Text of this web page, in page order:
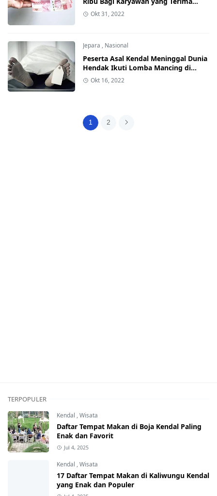
BSU, Keberatan Silahkan Undur Diri
Okt 31, 2022
Jepara , Nasional
Peserta Asal Kendal Meninggal Dunia
Hendak Ikuti Lomba Mancing di
Karimunjawa
Okt 16, 2022
1 2
TERPOPULER
Kendal ,Wisata
Daftar Tempat Makan di Boja Kendal Paling
Enak dan Favorit
Jul 4, 2025
Kendal ,Wisata
17 Daftar Tempat Makan di Kaliwungu Kendal
yang Enak dan Populer